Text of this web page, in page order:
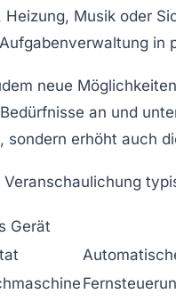
Heizung, Musik oder
in
neue
an und
sondern erhöht auch
Veranschaulichung
Gerät